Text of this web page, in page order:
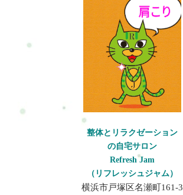
整体とリラクゼーション
の自宅サロン
Refresh Jam
（リフレッシュジャム）
横浜市戸塚区名瀬町161-3